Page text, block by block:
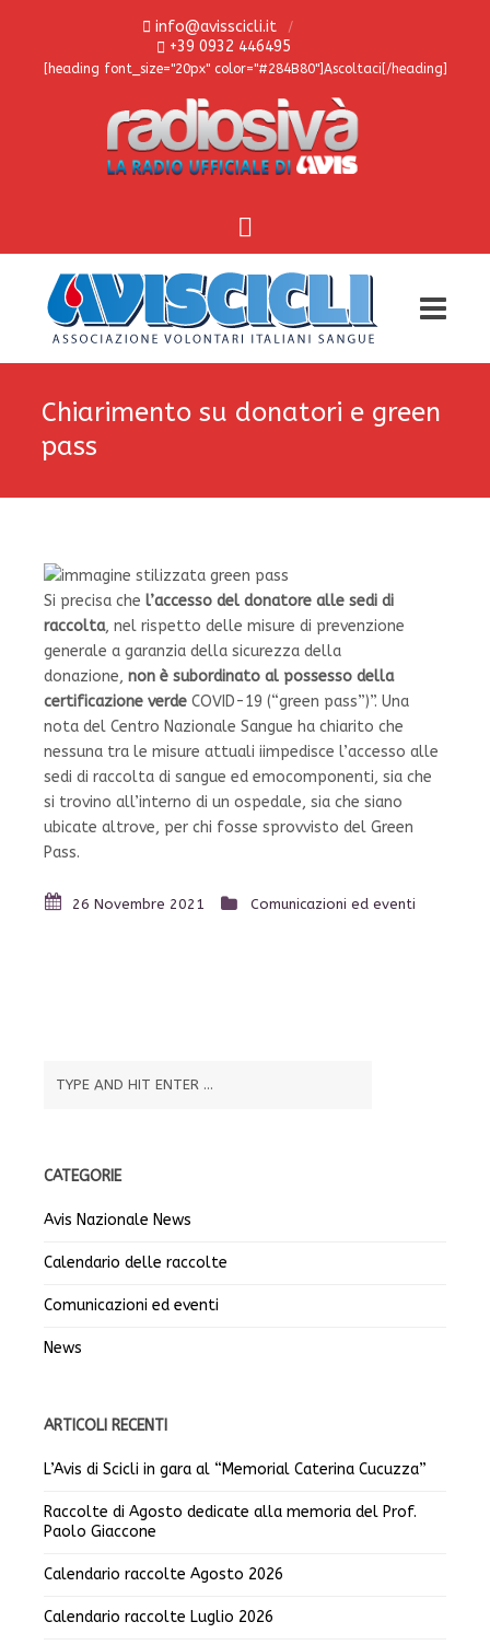
info@avisscicli.it
+39 0932 446495
[heading font_size="20px" color="#284B80"]Ascoltaci[/heading]
Chiarimento su donatori e green
pass
Si precisa che l’accesso del donatore alle sedi di
raccolta, nel rispetto delle misure di prevenzione
generale a garanzia della sicurezza della
donazione, non è subordinato al possesso della
certificazione verde COVID-19 (“green pass”)”. Una
nota del Centro Nazionale Sangue ha chiarito che
nessuna tra le misure attuali iimpedisce l’accesso alle
sedi di raccolta di sangue ed emocomponenti, sia che
si trovino all’interno di un ospedale, sia che siano
ubicate altrove, per chi fosse sprovvisto del Green
Pass.
26 Novembre 2021 Comunicazioni ed eventi
CATEGORIE
Avis Nazionale News
Calendario delle raccolte
Comunicazioni ed eventi
News
ARTICOLI RECENTI
L’Avis di Scicli in gara al “Memorial Caterina Cucuzza”
Raccolte di Agosto dedicate alla memoria del Prof.
Paolo Giaccone
Calendario raccolte Agosto 2026
Calendario raccolte Luglio 2026